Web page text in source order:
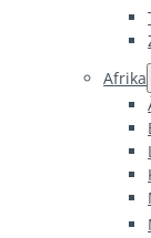
Afrika